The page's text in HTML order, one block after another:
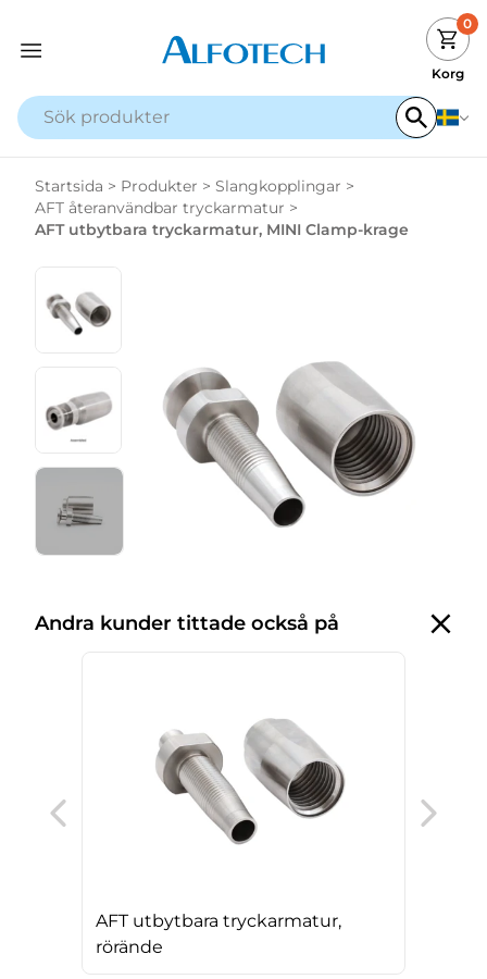
0
Korg
Startsida > Produkter > Slangkopplingar >
AFT återanvändbar tryckarmatur >
AFT utbytbara tryckarmatur, MINI Clamp-krage
Andra kunder tittade också på
AFT utbytbara tryckarmatur,
rörände